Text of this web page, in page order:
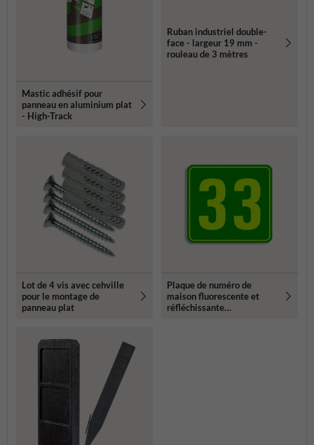
Mastic adhésif pour
panneau en aluminium plat
- High-Track
Ruban industriel double-
face - largeur 19 mm -
rouleau de 3 mètres
Lot de 4 vis avec cehville
pour le montage de
panneau plat
Plaque de numéro de
maison fluorescente et
réfléchissante